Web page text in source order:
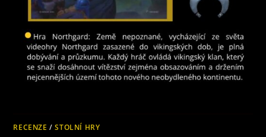
RECENZE /STOLNÍ HRY